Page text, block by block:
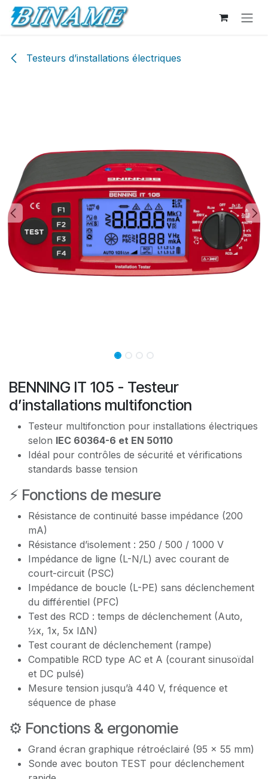
Se rendre au contenu
Testeurs d’installations électriques
BENNING IT 105 - Testeur
d’installations multifonction
Testeur multifonction pour installations électriques
selon IEC 60364-6 et EN 50110
Idéal pour contrôles de sécurité et vérifications
standards basse tension
⚡ Fonctions de mesure
Résistance de continuité basse impédance (200
mA)
Résistance d’isolement : 250 / 500 / 1000 V
Impédance de ligne (L-N/L) avec courant de
court-circuit (PSC)
Impédance de boucle (L-PE) sans déclenchement
du différentiel (PFC)
Test des RCD : temps de déclenchement (Auto,
½x, 1x, 5x IΔN)
Test courant de déclenchement (rampe)
Compatible RCD type AC et A (courant sinusoïdal
et DC pulsé)
Mesure tension jusqu’à 440 V, fréquence et
séquence de phase
⚙️ Fonctions & ergonomie
Grand écran graphique rétroéclairé (95 × 55 mm)
Sonde avec bouton TEST pour déclenchement